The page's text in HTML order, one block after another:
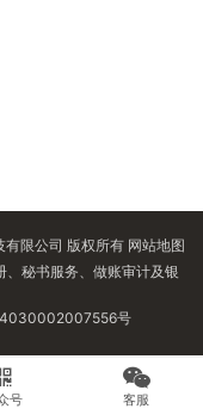
限公司 版权所有 网站地图
秘书服务、做账审计及银
号
号 客服